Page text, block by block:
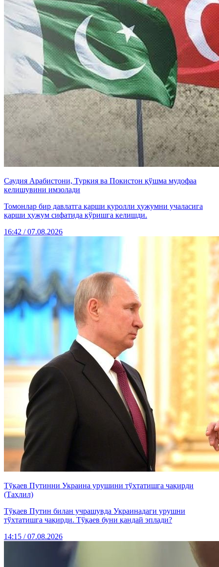
Саудия Арабистони, Туркия ва Покистон қўшма мудофаа
келишувини имзолади
Томонлар бир давлатга қарши қуролли ҳужумни учаласига
қарши ҳужум сифатида кўришга келишди.
16:42 / 07.08.2026
Тўқаев Путинни Украина урушини тўхтатишга чақирди
(Таҳлил)
Тўқаев Путин билан учрашувда Украинадаги урушни
тўхтатишга чақирди. Тўқаев буни қандай эплади?
14:15 / 07.08.2026